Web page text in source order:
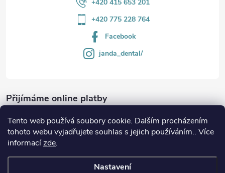
Tento web používá soubory cookie. Dalším procházením
tohoto webu vyjadřujete souhlas s jejich používáním.. Více
informacízde.
Nastavení
+420 415 653 201
+420 775 228 764
Facebook
janda_dental/
Přijímáme online platby